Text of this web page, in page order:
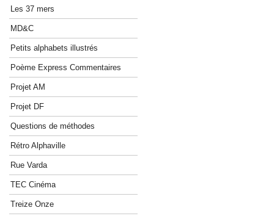
Les 37 mers
MD&C
Petits alphabets illustrés
Poème Express Commentaires
Projet AM
Projet DF
Questions de méthodes
Rétro Alphaville
Rue Varda
TEC Cinéma
Treize Onze